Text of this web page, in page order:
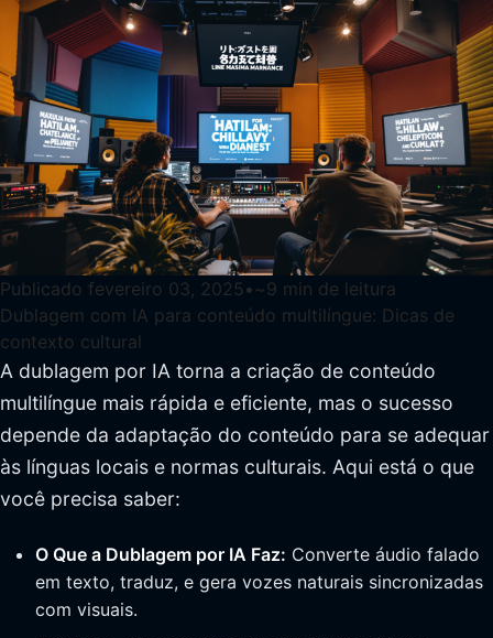
Publicado fevereiro 03, 2025 • ~9 min de leitura
Dublagem com IA para conteúdo multilíngue: Dicas de
contexto cultural
A dublagem por IA torna a criação de conteúdo
multilíngue mais rápida e eficiente, mas o sucesso
depende da adaptação do conteúdo para se adequar
às línguas locais e normas culturais. Aqui está o que
você precisa saber:
O Que a Dublagem por IA Faz: Converte áudio falado
em texto, traduz, e gera vozes naturais sincronizadas
com visuais.